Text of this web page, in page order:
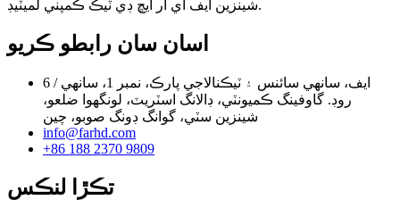
شينزين ايف اي آر ايڇ ڊي ٽيڪ ڪمپني لميٽيڊ.
اسان سان رابطو ڪريو
6 / ايف، سانهي سائنس ۽ ٽيڪنالاجي پارڪ، نمبر 1، سانهي
روڊ. گاوفينگ ڪميونٽي، ڊالانگ اسٽريٽ، لونگهوا ضلعو،
شينزين سٽي، گوانگ ڊونگ صوبو، چين
info@farhd.com
+86 188 2370 9809
تڪڙا لنڪس